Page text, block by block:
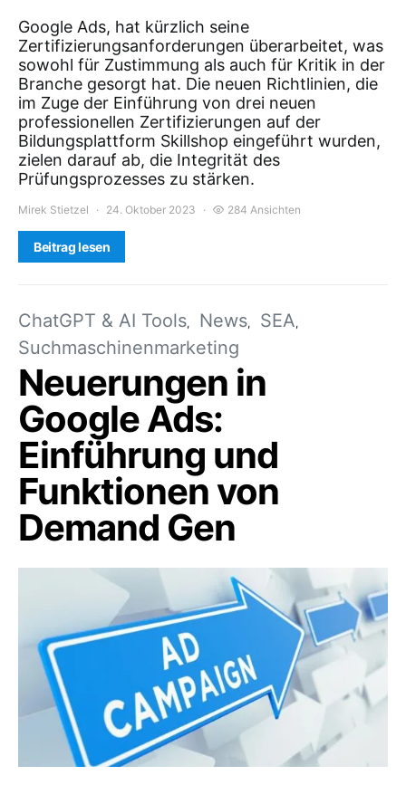
Google Ads, hat kürzlich seine
Zertifizierungsanforderungen überarbeitet, was
sowohl für Zustimmung als auch für Kritik in der
Branche gesorgt hat. Die neuen Richtlinien, die
im Zuge der Einführung von drei neuen
professionellen Zertifizierungen auf der
Bildungsplattform Skillshop eingeführt wurden,
zielen darauf ab, die Integrität des
Prüfungsprozesses zu stärken.
Mirek Stietzel 24. Oktober 2023 284 Ansichten
Beitrag lesen
ChatGPT & AI Tools News
SEA
Suchmaschinenmarketing
Neuerungen in
Google Ads:
Einführung und
Funktionen von
Demand Gen